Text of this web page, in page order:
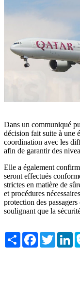
Dans un communiqué
décision fait suite à une
coordination avec les
afin de garantir des
Elle a également
seront effectués
strictes en matière de
et procédures
protection des
soulignant que la
Share FacebookTwitter